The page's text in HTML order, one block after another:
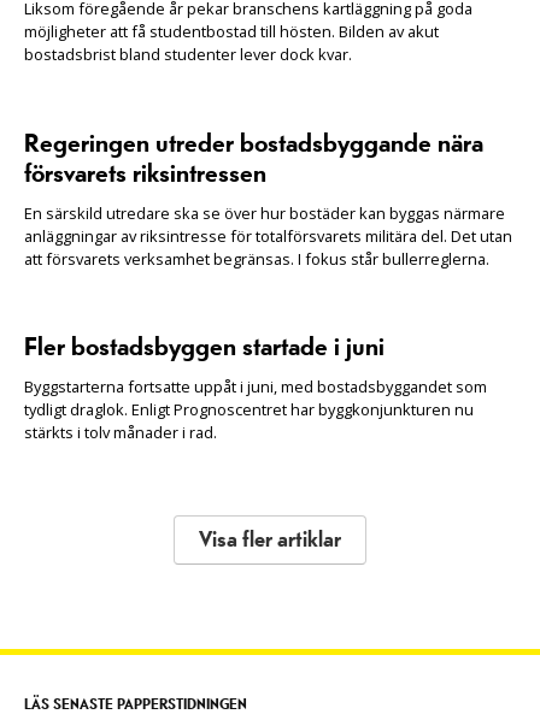
Liksom föregående år pekar branschens kartläggning på goda
möjligheter att få studentbostad till hösten. Bilden av akut
bostadsbrist bland studenter lever dock kvar.
Regeringen utreder bostadsbyggande nära
försvarets riksintressen
En särskild utredare ska se över hur bostäder kan byggas närmare
anläggningar av riksintresse för totalförsvarets militära del. Det utan
att försvarets verksamhet begränsas. I fokus står bullerreglerna.
Fler bostadsbyggen startade i juni
Byggstarterna fortsatte uppåt i juni, med bostadsbyggandet som
tydligt draglok. Enligt Prognoscentret har byggkonjunkturen nu
stärkts i tolv månader i rad.
Visa fler artiklar
LÄS SENASTE PAPPERSTIDNINGEN